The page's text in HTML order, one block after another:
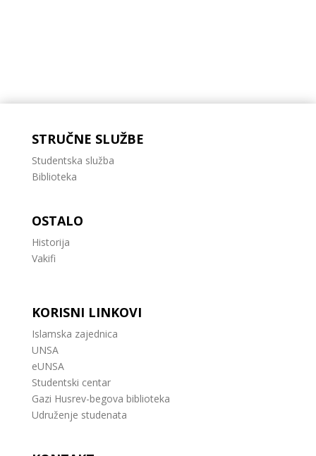
STRUČNE SLUŽBE
Studentska služba
Biblioteka
OSTALO
Historija
Vakifi
KORISNI LINKOVI
Islamska zajednica
UNSA
eUNSA
Studentski centar
Gazi Husrev-begova biblioteka
Udruženje studenata